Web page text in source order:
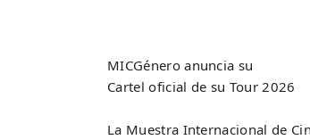
MICGénero anuncia su
Cartel oficial de su Tour 2026
La Muestra Internacional de